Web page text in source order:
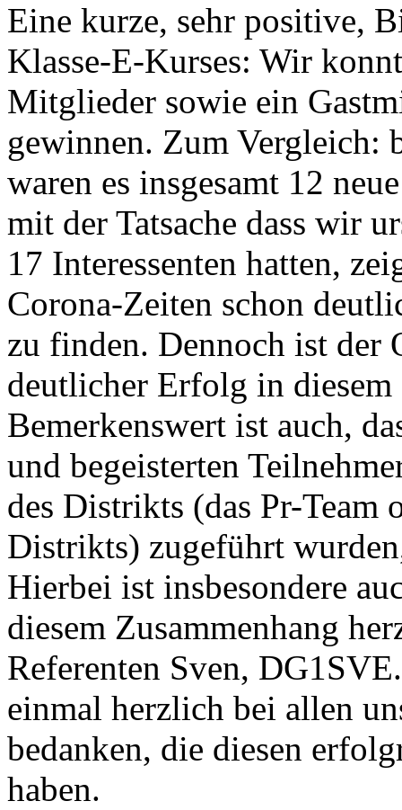
Eine kurze, sehr positive,
Klasse-E-Kurses: Wir
Mitglieder sowie ein
gewinnen. Zum Vergleich:
waren es insgesamt 12
mit der Tatsache dass wir
17 Interessenten hatten,
Corona-Zeiten schon
zu finden. Dennoch ist der
deutlicher Erfolg in
Bemerkenswert ist auch,
und begeisterten
des Distrikts (das Pr-Team
Distrikts) zugeführt
Hierbei ist insbesondere
diesem Zusammenhang
Referenten Sven,
einmal herzlich bei allen
bedanken, die diesen
haben.